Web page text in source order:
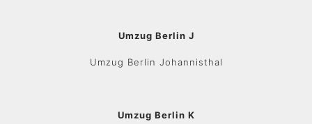
Umzug Berlin J
Umzug Berlin Johannisthal
Umzug Berlin K